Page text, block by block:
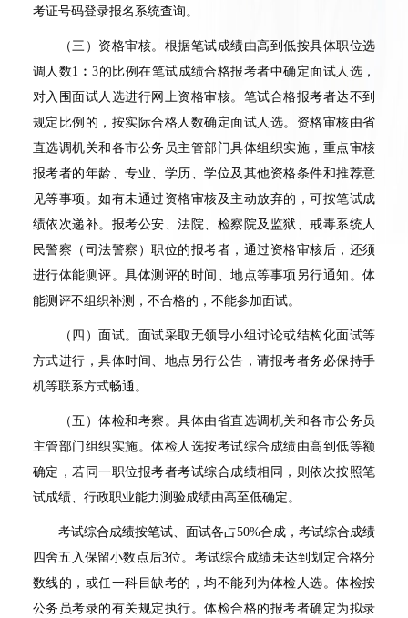
考证号码登录报名系统查询。
（三）资格审核。根据笔试成绩由高到低按具体职位选
调人数1 ︰3的比例在笔试成绩合格报考者中确定面试人选，
对入围面试人选进行网上资格审核。笔试合格报考者达不到
规定比例的，按实际合格人数确定面试人选。资格审核由省
直选调机关和各市公务员主管部门具体组织实施，重点审核
报考者的年龄、专业、学历、学位及其他资格条件和推荐意
见等事项。如有未通过资格审核及主动放弃的，可按笔试成
绩依次递补。报考公安、法院、检察院及监狱、戒毒系统人
民警察（司法警察）职位的报考者，通过资格审核后，还须
进行体能测评。具体测评的时间、地点等事项另行通知。体
能测评不组织补测，不合格的，不能参加面试。
（四）面试。面试采取无领导小组讨论或结构化面试等
方式进行，具体时间、地点另行公告，请报考者务必保持手
机等联系方式畅通。
（五）体检和考察。具体由省直选调机关和各市公务员
主管部门组织实施。体检人选按考试综合成绩由高到低等额
确定，若同一职位报考者考试综合成绩相同，则依次按照笔
试成绩、行政职业能力测验成绩由高至低确定。
考试综合成绩按笔试、面试各占50%合成，考试综合成绩
四舍五入保留小数点后3位。考试综合成绩未达到划定合格分
数线的，或任一科目缺考的，均不能列为体检人选。体检按
公务员考录的有关规定执行。体检合格的报考者确定为拟录